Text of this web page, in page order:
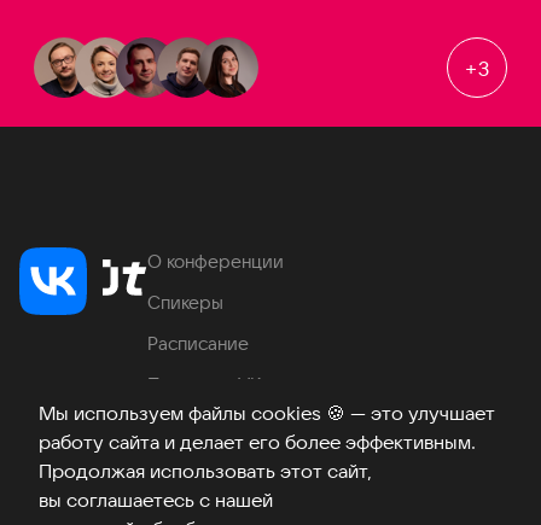
Мы используем файлы cookies 🍪 — это улучшает
работу сайта и делает его более эффективным.
Продолжая использовать этот сайт,
вы соглашаетесь с нашей
+3
О конференции
Спикеры
Расписание
Продукты VK
Место проведения
Часто задаваемые вопросы